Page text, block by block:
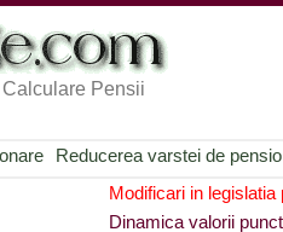
Pensii
Reducerea varstei de
Modificari in legislatia
Dinamica valorii